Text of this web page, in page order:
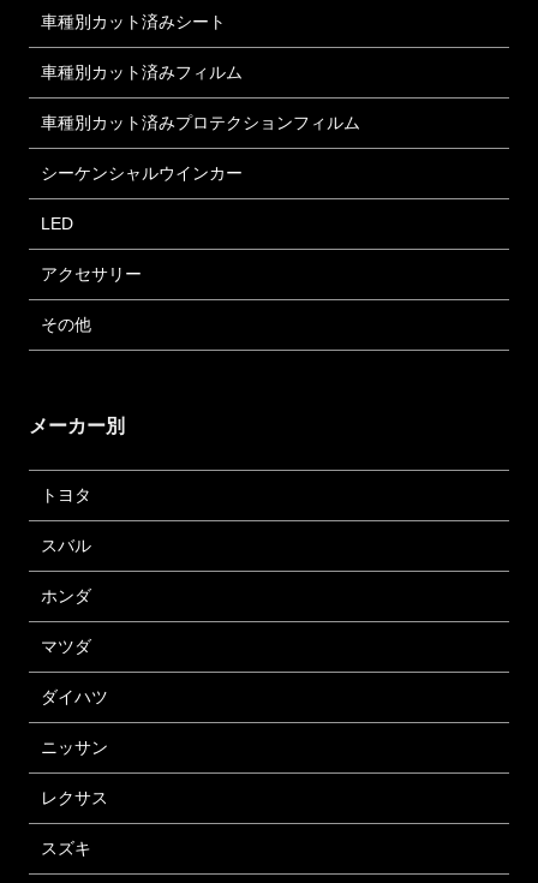
車種別カット済みシート
車種別カット済みフィルム
車種別カット済みプロテクションフィルム
シーケンシャルウインカー
LED
アクセサリー
その他
メーカー別
トヨタ
スバル
ホンダ
マツダ
ダイハツ
ニッサン
レクサス
スズキ